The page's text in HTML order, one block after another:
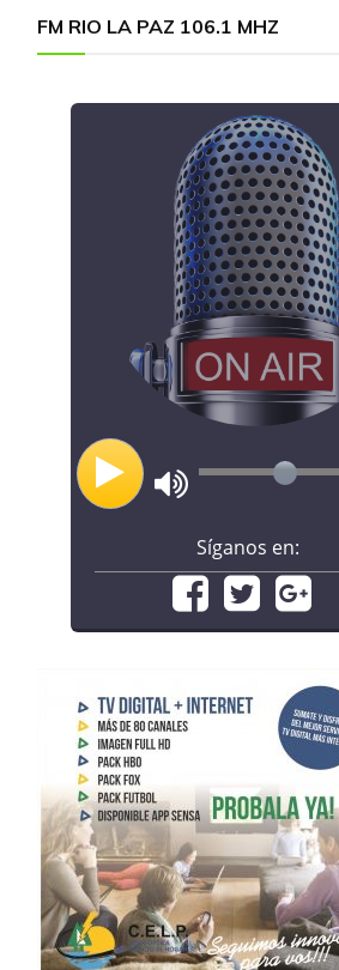
FM RIO LA PAZ 106.1 MHZ
Síganos en: